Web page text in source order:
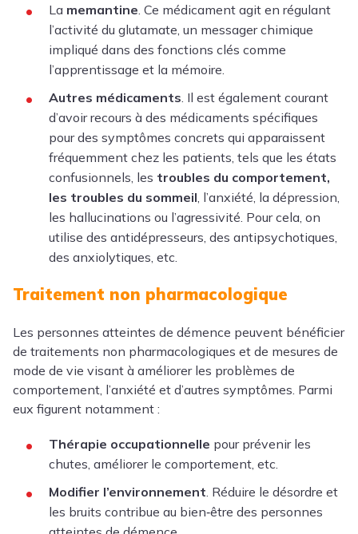
La memantine . Ce médicament agit en régulant
l’activité du glutamate, un messager chimique
impliqué dans des fonctions clés comme
l’apprentissage et la mémoire.
Autres médicaments . Il est également courant
d’avoir recours à des médicaments spécifiques
pour des symptômes concrets qui apparaissent
fréquemment chez les patients, tels que les états
confusionnels, les troubles du comportement,
les troubles du sommeil , l’anxiété, la dépression,
les hallucinations ou l’agressivité. Pour cela, on
utilise des antidépresseurs, des antipsychotiques,
des anxiolytiques, etc.
Traitement non pharmacologique
Les personnes atteintes de démence peuvent bénéficier
de traitements non pharmacologiques et de mesures de
mode de vie visant à améliorer les problèmes de
comportement, l’anxiété et d’autres symptômes. Parmi
eux figurent notamment :
Thérapie occupationnelle pour prévenir les
chutes, améliorer le comportement, etc.
Modifier l’environnement . Réduire le désordre et
les bruits contribue au bien‑être des personnes